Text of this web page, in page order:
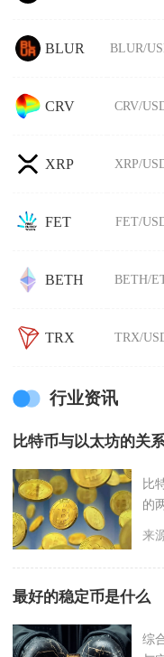
BLUR BLUR/
CRV CRV/
XRP XRP/
FET FET/
BETH BETH/
TRX TRX/
行业资讯
比特币与以太坊的关
比
的
来
最好的稳定币是什么
综